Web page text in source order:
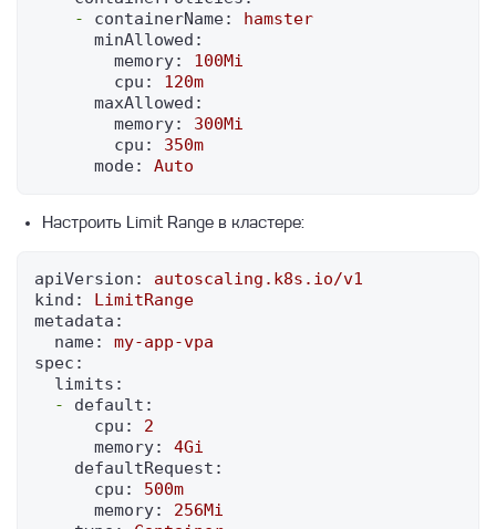
-
containerName:
hamster
minAllowed:
memory:
100Mi
cpu:
120m
maxAllowed:
memory:
300Mi
cpu:
350m
mode:
Auto
Настроить Limit Range в кластере:
apiVersion:
autoscaling.k8s.io/v1
kind:
LimitRange
metadata:
name:
my-app-vpa
spec:
limits:
-
default:
cpu:
2
memory:
4Gi
defaultRequest:
cpu:
500m
memory:
256Mi